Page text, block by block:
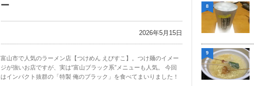
ー
2026年5月15日
富山市で人気のラーメン店【つけめん えびすこ】。つけ麺のイメー
ジが強いお店ですが、実は“富山ブラック系”メニューも人気。 今回
はインパクト抜群の「特製 俺のブラック」を食べてまいりました！
8
9